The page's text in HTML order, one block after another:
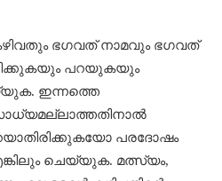
ഭഗവത് നാമവും ഭഗവത്
പറയുകയും
ഇന്നത്തെ
പരദോഷം
ചെയ്യുക. മത്സ്യം,